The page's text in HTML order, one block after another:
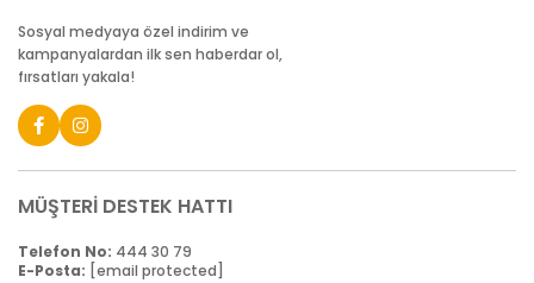
Sosyal medyaya özel indirim ve
kampanyalardan ilk sen haberdar ol,
fırsatları yakala!
MÜŞTERİ DESTEK HATTI
Telefon No: 444 30 79
E-Posta: [email protected]